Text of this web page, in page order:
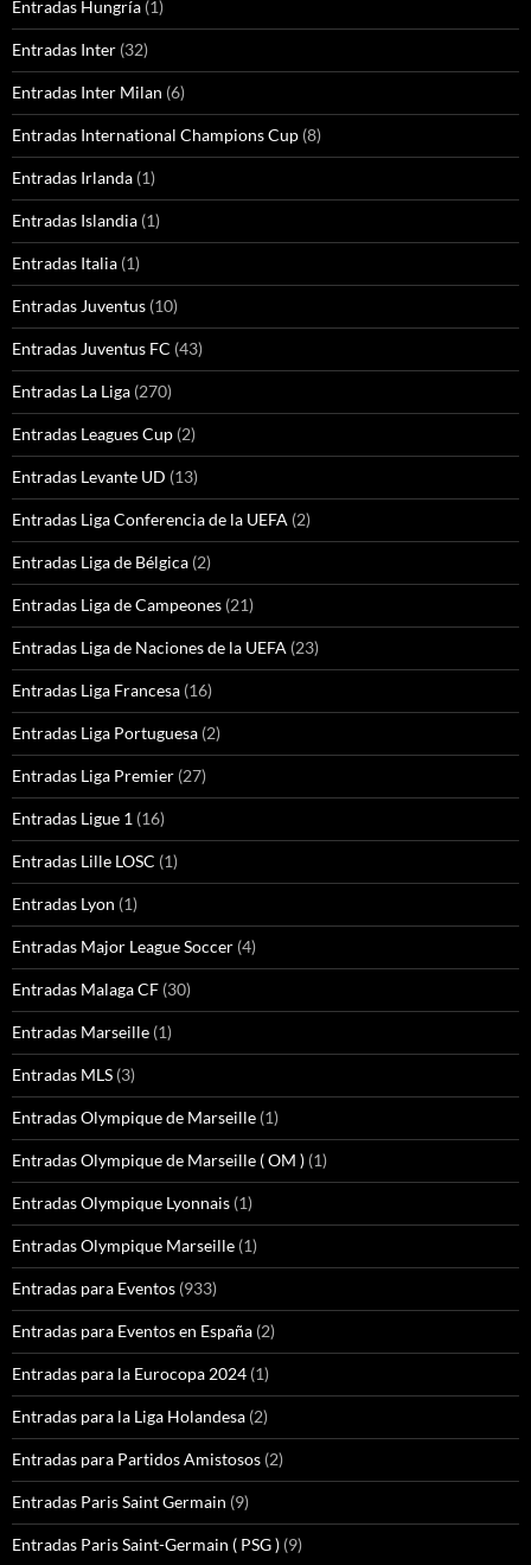
Entradas Hungría (1)
Entradas Inter (32)
Entradas Inter Milan (6)
Entradas International Champions Cup (8)
Entradas Irlanda (1)
Entradas Islandia (1)
Entradas Italia (1)
Entradas Juventus (10)
Entradas Juventus FC (43)
Entradas La Liga (270)
Entradas Leagues Cup (2)
Entradas Levante UD (13)
Entradas Liga Conferencia de la UEFA (2)
Entradas Liga de Bélgica (2)
Entradas Liga de Campeones (21)
Entradas Liga de Naciones de la UEFA (23)
Entradas Liga Francesa (16)
Entradas Liga Portuguesa (2)
Entradas Liga Premier (27)
Entradas Ligue 1 (16)
Entradas Lille LOSC (1)
Entradas Lyon (1)
Entradas Major League Soccer (4)
Entradas Malaga CF (30)
Entradas Marseille (1)
Entradas MLS (3)
Entradas Olympique de Marseille (1)
Entradas Olympique de Marseille ( OM ) (1)
Entradas Olympique Lyonnais (1)
Entradas Olympique Marseille (1)
Entradas para Eventos (933)
Entradas para Eventos en España (2)
Entradas para la Eurocopa 2024 (1)
Entradas para la Liga Holandesa (2)
Entradas para Partidos Amistosos (2)
Entradas Paris Saint Germain (9)
Entradas Paris Saint-Germain ( PSG ) (9)